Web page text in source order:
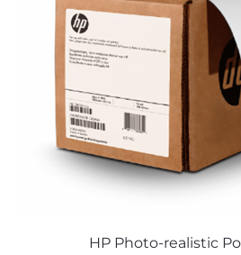
HP Photo-realistic